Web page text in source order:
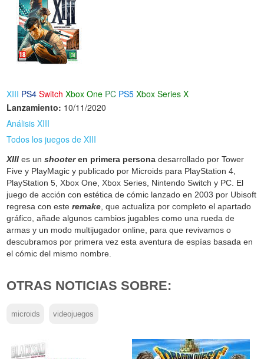
XIII PS4 Switch Xbox One PC PS5 Xbox Series X
Lanzamiento: 10/11/2020
Análisis XIII
Todos los juegos de XIII
XIII es unshooteren primera persona desarrollado por Tower
Five y PlayMagic y publicado por Microids para PlayStation 4,
PlayStation 5, Xbox One, Xbox Series, Nintendo Switch y PC. El
juego de acción con estética de cómic lanzado en 2003 por Ubisoft
regresa con esteremake , que actualiza por completo el apartado
gráfico, añade algunos cambios jugables como una rueda de
armas y un modo multijugador online, para que revivamos o
descubramos por primera vez esta aventura de espías basada en
el cómic del mismo nombre.
OTRAS NOTICIAS SOBRE:
microids videojuegos